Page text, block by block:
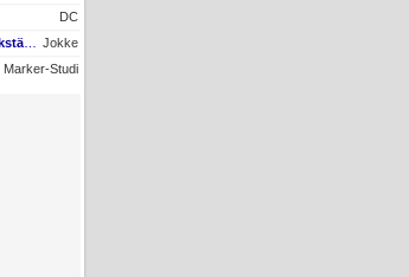
DC
Jokke
Marker-Studi